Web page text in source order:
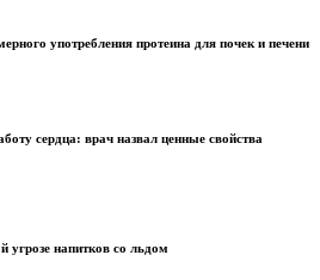
употребления протеина для почек и печени
сердца: врач назвал ценные свойства
угрозе напитков со льдом